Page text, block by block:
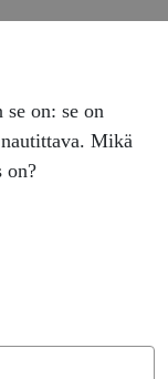
on: se on
Mikä
on?